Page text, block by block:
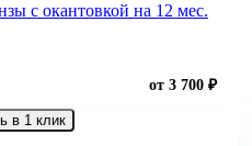
c окантовкой на 12 мес.
от 3 700 ₽
в 1 клик